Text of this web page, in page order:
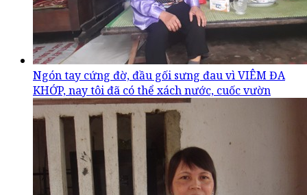
Ngón tay cứng đờ, đầu gối sưng đau vì VIÊM ĐA
KHỚP, nay tôi đã có thể xách nước, cuốc vườn